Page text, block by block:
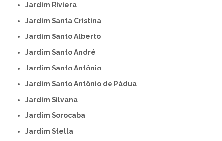
Jardim Riviera
Jardim Santa Cristina
Jardim Santo Alberto
Jardim Santo André
Jardim Santo Antônio
Jardim Santo Antônio de Pádua
Jardim Silvana
Jardim Sorocaba
Jardim Stella